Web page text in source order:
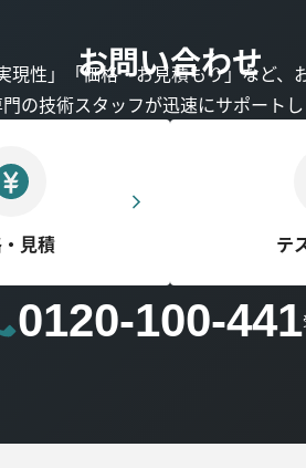
お問い合わせ
現性」「価格・お見積もり」など、
の技術スタッフが迅速にサポートし
見積 テ
0120-100-441